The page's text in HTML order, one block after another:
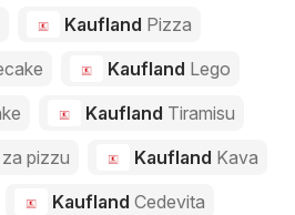
Kaufland Pizza
Kaufland Lego
Kaufland Tiramisu
pizzu Kaufland Kava
Kaufland Cedevita